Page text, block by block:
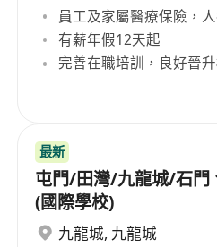
員工及家屬醫療保險，
有薪年假12天起
完善在職培訓，良好晉
最新
屯門/田灣/九龍城/石門
(國際學校)
九龍城, 九龍城